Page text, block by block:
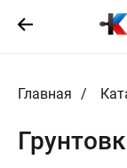
Главная